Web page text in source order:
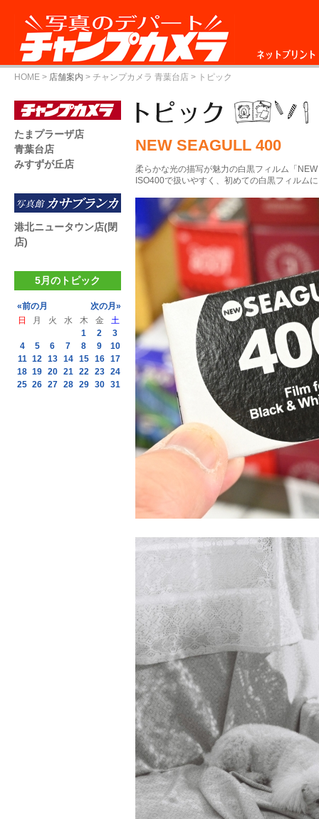
ネットプリント
HOME > 店舗案内 > チャンプカメラ 青葉台店 > トピック
NEW SEAGULL 400
柔らかな光の描写が魅力の白黒フィルム「
ISO400で扱いやすく、初めての白黒フィルム
たまプラーザ店
青葉台店
みすずが丘店
港北ニュータウン店(閉
店)
5月のトピック
«前の月
次の月»
日
月 火 水 木 金
土
1
2
3
4
5 6 7 8 9
10
11 12 13 14 15 16 17
18 19 20 21 22 23 24
25 26 27 28 29 30 31